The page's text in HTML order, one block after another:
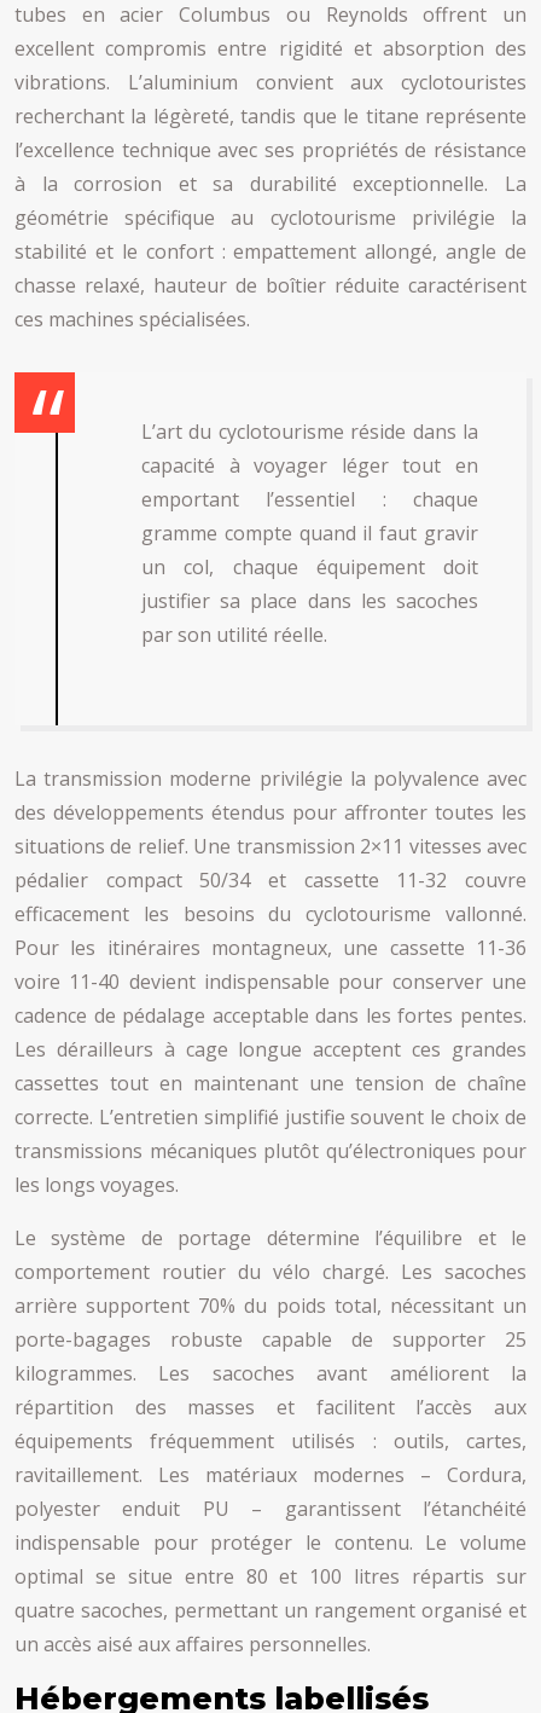
tubes en acier Columbus ou Reynolds offrent un
excellent compromis entre rigidité et absorption des
vibrations. L’aluminium convient aux cyclotouristes
recherchant la légèreté, tandis que le titane représente
l’excellence technique avec ses propriétés de résistance
à la corrosion et sa durabilité exceptionnelle. La
géométrie spécifique au cyclotourisme privilégie la
stabilité et le confort : empattement allongé, angle de
chasse relaxé, hauteur de boîtier réduite caractérisent
ces machines spécialisées.
L’art du cyclotourisme réside dans la
capacité à voyager léger tout en
emportant l’essentiel : chaque
gramme compte quand il faut gravir
un col, chaque équipement doit
justifier sa place dans les sacoches
par son utilité réelle.
La transmission moderne privilégie la polyvalence avec
des développements étendus pour affronter toutes les
situations de relief. Une transmission 2×11 vitesses avec
pédalier compact 50/34 et cassette 11-32 couvre
efficacement les besoins du cyclotourisme vallonné.
Pour les itinéraires montagneux, une cassette 11-36
voire 11-40 devient indispensable pour conserver une
cadence de pédalage acceptable dans les fortes pentes.
Les dérailleurs à cage longue acceptent ces grandes
cassettes tout en maintenant une tension de chaîne
correcte. L’entretien simplifié justifie souvent le choix de
transmissions mécaniques plutôt qu’électroniques pour
les longs voyages.
Le système de portage détermine l’équilibre et le
comportement routier du vélo chargé. Les sacoches
arrière supportent 70% du poids total, nécessitant un
porte-bagages robuste capable de supporter 25
kilogrammes. Les sacoches avant améliorent la
répartition des masses et facilitent l’accès aux
équipements fréquemment utilisés : outils, cartes,
ravitaillement. Les matériaux modernes – Cordura,
polyester enduit PU – garantissent l’étanchéité
indispensable pour protéger le contenu. Le volume
optimal se situe entre 80 et 100 litres répartis sur
quatre sacoches, permettant un rangement organisé et
un accès aisé aux affaires personnelles.
Hébergements labellisés